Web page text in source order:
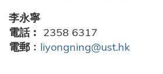
李永寧
電話︰ 2358 6317
電郵﹕ liyongning@ust.hk